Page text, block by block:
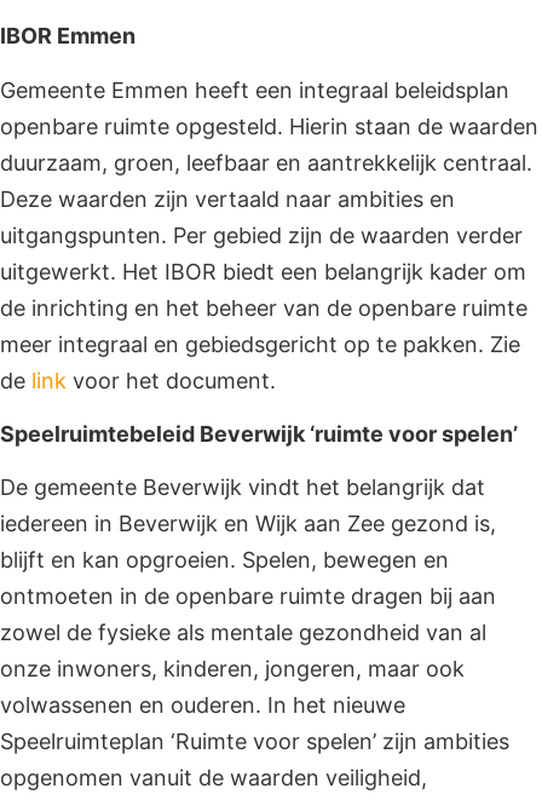
IBOR Emmen
Gemeente Emmen heeft een integraal beleidsplan
openbare ruimte opgesteld. Hierin staan de waarden
duurzaam, groen, leefbaar en aantrekkelijk centraal.
Deze waarden zijn vertaald naar ambities en
uitgangspunten. Per gebied zijn de waarden verder
uitgewerkt. Het IBOR biedt een belangrijk kader om
de inrichting en het beheer van de openbare ruimte
meer integraal en gebiedsgericht op te pakken. Zie
de link voor het document.
Speelruimtebeleid Beverwijk ‘ruimte voor spelen’
De gemeente Beverwijk vindt het belangrijk dat
iedereen in Beverwijk en Wijk aan Zee gezond is,
blijft en kan opgroeien. Spelen, bewegen en
ontmoeten in de openbare ruimte dragen bij aan
zowel de fysieke als mentale gezondheid van al
onze inwoners, kinderen, jongeren, maar ook
volwassenen en ouderen. In het nieuwe
Speelruimteplan ‘Ruimte voor spelen’ zijn ambities
opgenomen vanuit de waarden veiligheid,